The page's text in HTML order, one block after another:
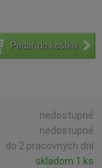
Pridať do košíka
nedostupné
nedostupné
do 2 pracovných dní
skladom 1 ks